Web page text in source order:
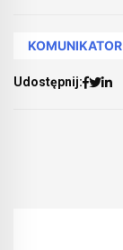
KOMUNIKATOR
Udostępnij: